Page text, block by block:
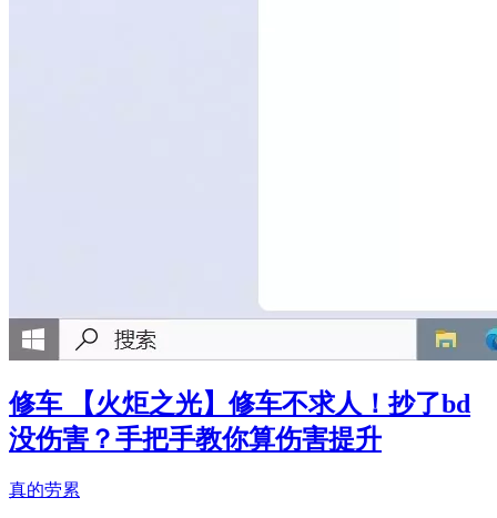
修车 【火炬之光】修车不求人！抄了bd
没伤害？手把手教你算伤害提升
真的劳累